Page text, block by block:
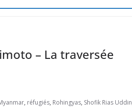
– La traversée
, réfugiés, Rohingyas, Shofik Rias Uddin